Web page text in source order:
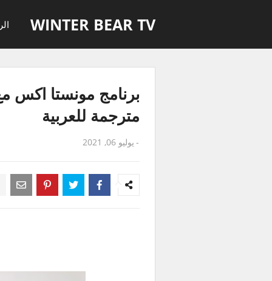
WINTER BEAR TV
مترجمة للعربية
- يوليو 06, 2021